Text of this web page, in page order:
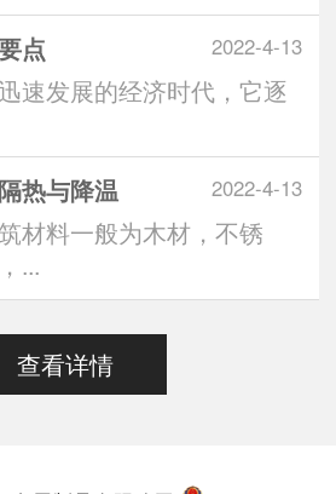
2022-4-13
点
速发展的经济时代，它逐
2022-4-13
热与降温
材料一般为木材，不锈
...
查看详情